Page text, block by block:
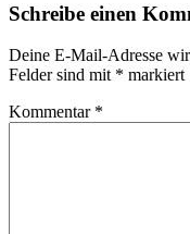
Schreibe einen
Deine E-Mail-Adresse
Felder sind mit * markiert
Kommentar *